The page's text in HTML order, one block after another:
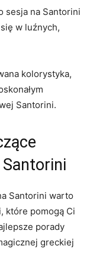
sesja na Santorini
w luźnych,
kolorystyka,
Santorini.
⁤Santorini​ warto⁣
które pomogą⁢ Ci
porady
⁤greckiej